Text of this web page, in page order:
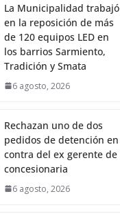
La Municipalidad trabajó
en la reposición de más
de 120 equipos LED en
los barrios Sarmiento,
Tradición y Smata
6 agosto, 2026
Rechazan uno de dos
pedidos de detención en
contra del ex gerente de
concesionaria
6 agosto, 2026